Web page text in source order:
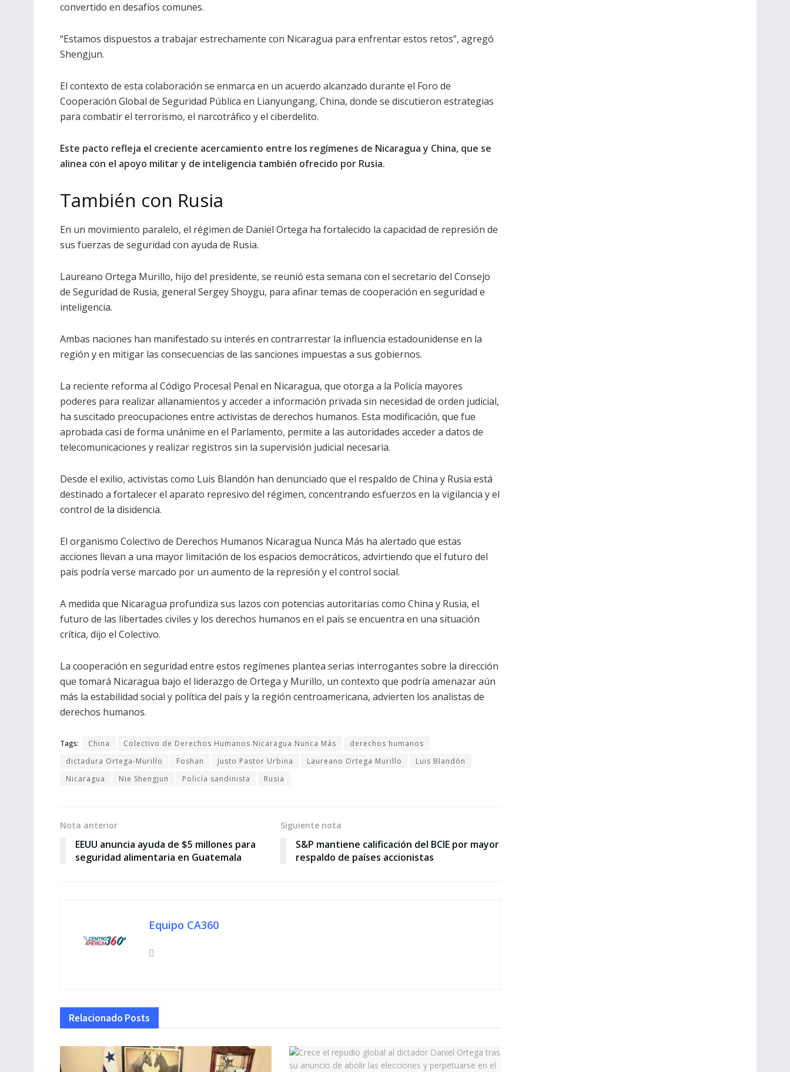
convertido en desafíos comunes.
“Estamos dispuestos a trabajar estrechamente con Nicaragua para enfrentar estos retos”, agregó
Shengjun.
El contexto de esta colaboración se enmarca en un acuerdo alcanzado durante el Foro de
Cooperación Global de Seguridad Pública en Lianyungang, China, donde se discutieron estrategias
para combatir el terrorismo, el narcotráfico y el ciberdelito.
Este pacto refleja el creciente acercamiento entre los regímenes de Nicaragua y China, que se
alinea con el apoyo militar y de inteligencia también ofrecido por Rusia.
También con Rusia
En un movimiento paralelo, el régimen de Daniel Ortega ha fortalecido la capacidad de represión de
sus fuerzas de seguridad con ayuda de Rusia.
Laureano Ortega Murillo, hijo del presidente, se reunió esta semana con el secretario del Consejo
de Seguridad de Rusia, general Sergey Shoygu, para afinar temas de cooperación en seguridad e
inteligencia.
Ambas naciones han manifestado su interés en contrarrestar la influencia estadounidense en la
región y en mitigar las consecuencias de las sanciones impuestas a sus gobiernos.
La reciente reforma al Código Procesal Penal en Nicaragua, que otorga a la Policía mayores
poderes para realizar allanamientos y acceder a información privada sin necesidad de orden judicial,
ha suscitado preocupaciones entre activistas de derechos humanos. Esta modificación, que fue
aprobada casi de forma unánime en el Parlamento, permite a las autoridades acceder a datos de
telecomunicaciones y realizar registros sin la supervisión judicial necesaria.
Desde el exilio, activistas como Luis Blandón han denunciado que el respaldo de China y Rusia está
destinado a fortalecer el aparato represivo del régimen, concentrando esfuerzos en la vigilancia y el
control de la disidencia.
El organismo Colectivo de Derechos Humanos Nicaragua Nunca Más ha alertado que estas
acciones llevan a una mayor limitación de los espacios democráticos, advirtiendo que el futuro del
país podría verse marcado por un aumento de la represión y el control social.
A medida que Nicaragua profundiza sus lazos con potencias autoritarias como China y Rusia, el
futuro de las libertades civiles y los derechos humanos en el país se encuentra en una situación
crítica, dijo el Colectivo.
La cooperación en seguridad entre estos regímenes plantea serias interrogantes sobre la dirección
que tomará Nicaragua bajo el liderazgo de Ortega y Murillo, un contexto que podría amenazar aún
más la estabilidad social y política del país y la región centroamericana, advierten los analistas de
derechos humanos.
Tags: China Colectivo de Derechos Humanos Nicaragua Nunca Más
derechos humanos
dictadura Ortega-Murillo
Foshan Justo Pastor Urbina Laureano Ortega Murillo
Luis Blandón
Nicaragua
Nie Shengjun Policía sandinista Rusia
Nota anterior
EEUU anuncia ayuda de $5 millones para
seguridad alimentaria en Guatemala
Siguiente nota
S&P mantiene calificación del BCIE por mayor
respaldo de países accionistas
Equipo CA360
Relacionado Posts